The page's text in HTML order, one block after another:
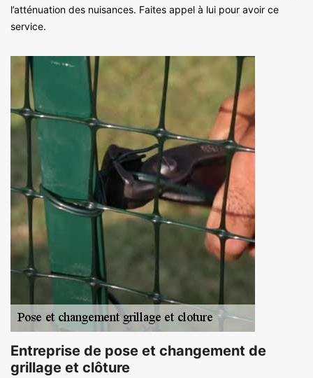
l’atténuation des nuisances. Faites appel à lui pour avoir ce
service.
Entreprise de pose et changement de
grillage et clôture